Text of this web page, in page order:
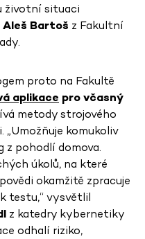
životní situaci
Aleš Bartoš z Fakultní
proto na Fakultě
aplikace pro včasný
metody strojového
komukoliv
z pohodlí domova.
úkolů, na které
okamžitě zpracuje
testu,“ vysvětlil
z katedry kybernetiky
odhalí riziko,